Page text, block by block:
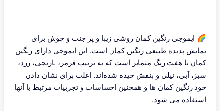
🌈 ایموجی رنگین کمان روشی زیبا و پر جنب و جوش برای
نمایش پدیده طبیعی رنگین کمان است. این ایموجی دارای رنگین
کمان با هفت رنگ متمایز است که به ترتیب قرمز، نارنجی، زرد،
سبز، آبی، نیلی و بنفش چیده شده‌اند. اغلب برای نشان دادن
خود رنگین کمان ها و همچنین احساسات و تجربیات مرتبط با آنها
استفاده می شود.